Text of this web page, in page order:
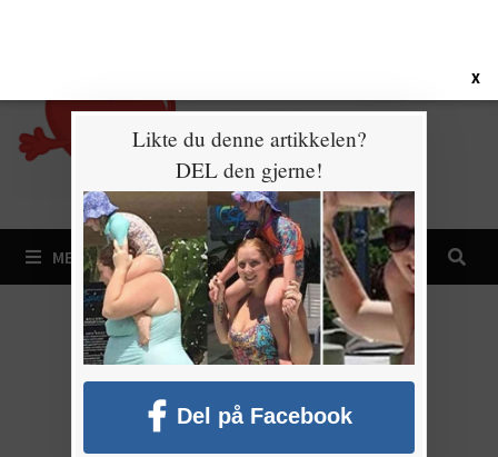
MENY
X
Likte du denne artikkelen?
DEL den gjerne!
Del på Facebook